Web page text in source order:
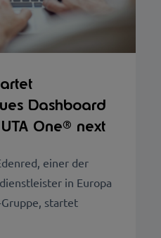
Dashboard
One® next
einer der
in Europa
startet